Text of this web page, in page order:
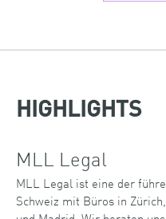
HIGHLIGHTS
MLL Legal
MLL Legal ist eine der
Schweiz mit Büros in